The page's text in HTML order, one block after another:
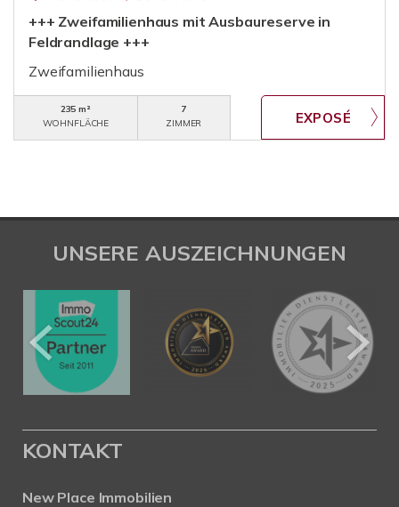
+++ Zweifamilienhaus mit Ausbaureserve in
Feldrandlage +++
Zweifamilienhaus
235 m²
WOHNFLÄCHE
7
ZIMMER
UNSERE AUSZEICHNUNGEN
KONTAKT
New Place Immobilien